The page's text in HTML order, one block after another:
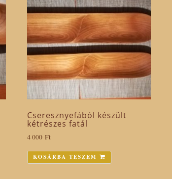
Cseresznyefából készült
kétrészes fatál
4 000Ft
KOSÁRBA TESZEM